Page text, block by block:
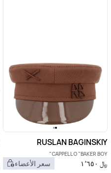
RUSLAN BAGINSKIY
CAPPELLO "BAKER BOY"
﷼ ١٬٦٥٠ سعر الأعضاء